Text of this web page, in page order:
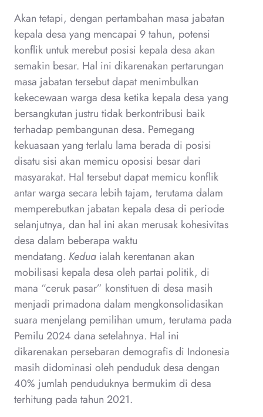
Akan tetapi, dengan pertambahan masa jabatan
kepala desa yang mencapai 9 tahun, potensi
konflik untuk merebut posisi kepala desa akan
semakin besar. Hal ini dikarenakan pertarungan
masa jabatan tersebut dapat menimbulkan
kekecewaan warga desa ketika kepala desa yang
bersangkutan justru tidak berkontribusi baik
terhadap pembangunan desa. Pemegang
kekuasaan yang terlalu lama berada di posisi
disatu sisi akan memicu oposisi besar dari
masyarakat. Hal tersebut dapat memicu konflik
antar warga secara lebih tajam, terutama dalam
memperebutkan jabatan kepala desa di periode
selanjutnya, dan hal ini akan merusak kohesivitas
desa dalam beberapa waktu
mendatang. Kedua ialah kerentanan akan
mobilisasi kepala desa oleh partai politik, di
mana “ceruk pasar” konstituen di desa masih
menjadi primadona dalam mengkonsolidasikan
suara menjelang pemilihan umum, terutama pada
Pemilu 2024 dana setelahnya. Hal ini
dikarenakan persebaran demografis di Indonesia
masih didominasi oleh penduduk desa dengan
40% jumlah penduduknya bermukim di desa
terhitung pada tahun 2021.